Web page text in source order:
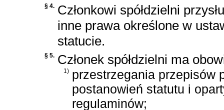
§ 4. Członkowi spółdzielni
inne prawa określone w
statucie.
§ 5. Członek spółdzielni ma
1) przestrzegania przepisów
postanowień statutu i
regulaminów;